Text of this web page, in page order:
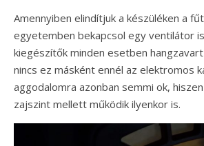
Amennyiben elindítjuk a készüléken a
egyetemben bekapcsol egy ventilátor
kiegészítők minden esetben
nincs ez másként ennél az elektromos
aggodalomra azonban semmi ok,
zajszint mellett működik ilyenkor is.